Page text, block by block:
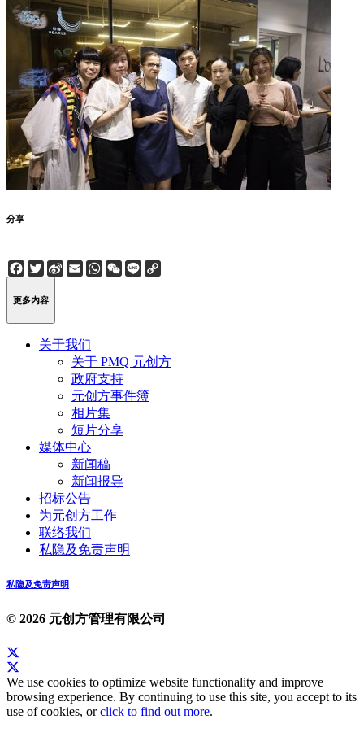
分享
Facebook
Twitter
Sina
Weibo
EmailWhatsApp
WeChat
Line
更多内容
关于我们
关于 PMQ 元创方
政府支持
元创方事件簿
相片集
短片分享
媒体中心
新闻稿
新闻报导
招标公告
为元创方工作
联络我们
私隐及免责声明
私隐及免责声明
© 2026 元创方管理有限公司
We use cookies to optimize website functionality and improve
browsing experience. By continuing to use this site, you accept to its
use of cookies, orclick to find out more.